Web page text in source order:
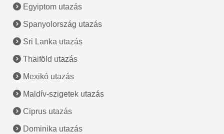
Egyiptom utazás
Spanyolország utazás
Sri Lanka utazás
Thaiföld utazás
Mexikó utazás
Maldív-szigetek utazás
Ciprus utazás
Dominika utazás